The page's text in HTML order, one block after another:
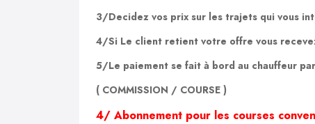
3/Decidez vos prix sur les trajets qui vous
4/Si Le client retient votre offre vous
5/Le paiement se fait à bord au chauffeur
( COMMISSION / COURSE )
4/ Abonnement pour les courses